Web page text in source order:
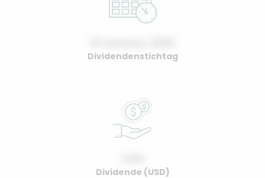
Dividendenstichtag
Dividende (USD)